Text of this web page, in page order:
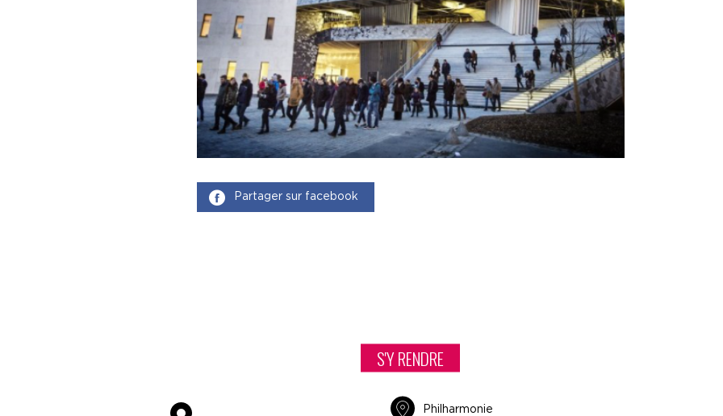
Partager sur facebook
S'Y RENDRE
Philharmonie